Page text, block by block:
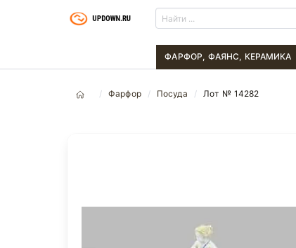
ФАРФОР, ФАЯНС, КЕРАМИКА
Фарфор Посуда Лот № 14282